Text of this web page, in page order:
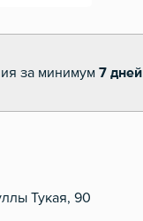
за минимум 7 дней
Тукая, 90